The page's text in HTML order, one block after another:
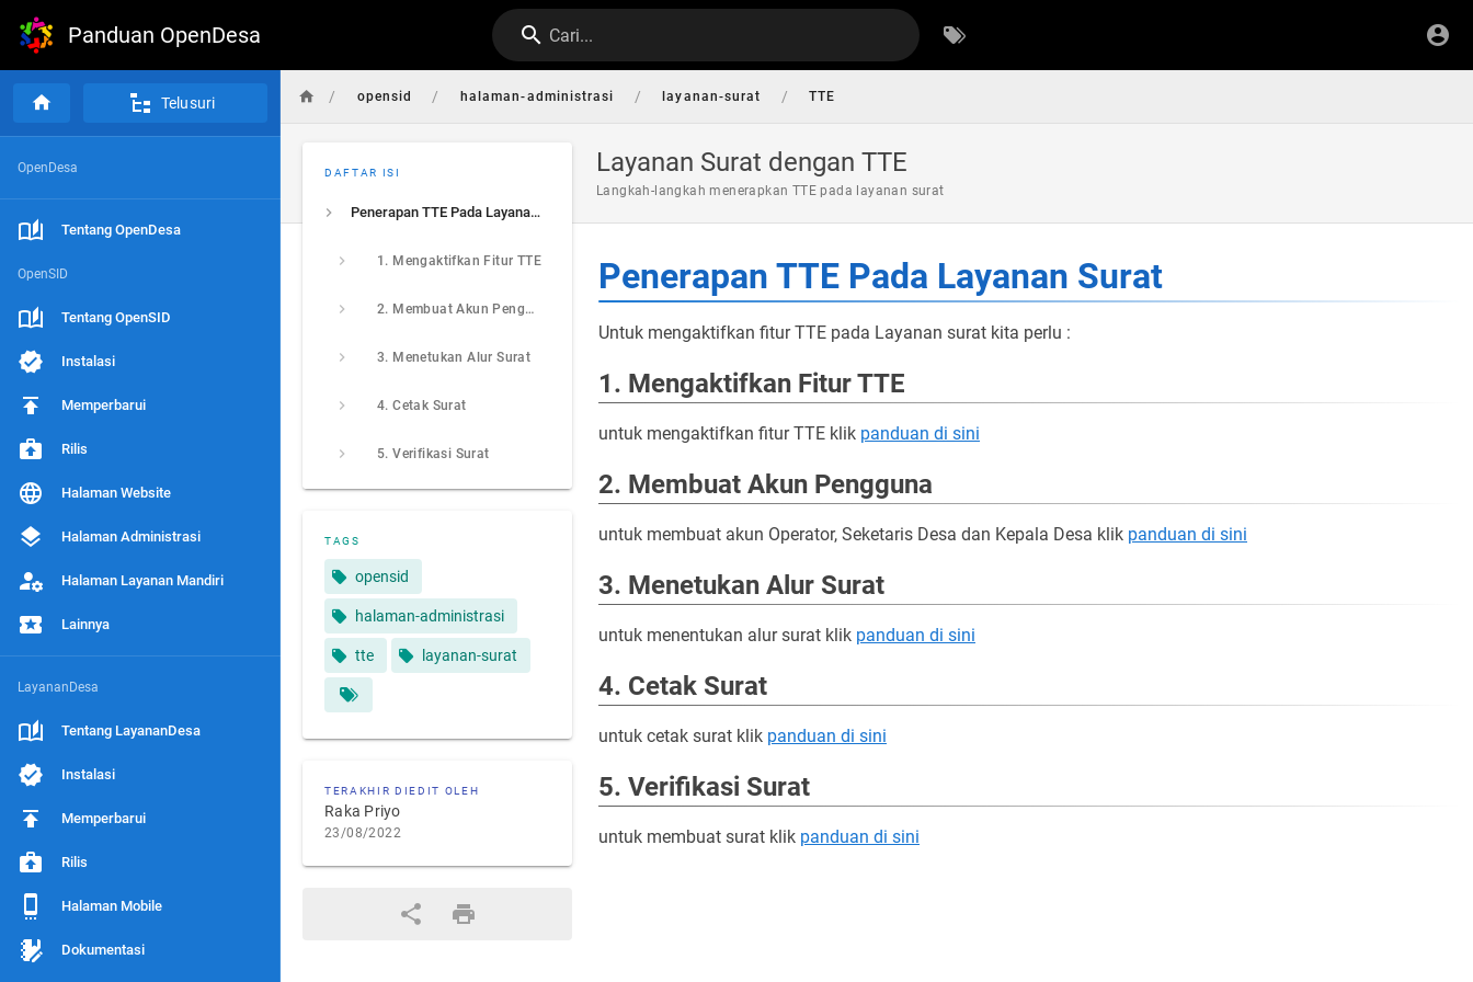
Panduan OpenDesa Cari...
Telusuri
OpenDesa
Tentang OpenDesa
OpenSID
Tentang OpenSID
Instalasi
Memperbarui
Rilis
Halaman Website
Halaman Administrasi
Halaman Layanan Mandiri
Lainnya
LayananDesa
Tentang LayananDesa
Instalasi
Memperbarui
Rilis
Halaman Mobile
Dokumentasi
/ opensid / halaman-administrasi / layanan-surat / TTE
Layanan Surat dengan TTE
Langkah-langkah menerapkan TTE pada layanan surat
DAFTAR ISI
Penerapan TTE Pada Layanan Surat
1. Mengaktifkan Fitur TTE
2. Membuat Akun Pengguna
3. Menetukan Alur Surat
4. Cetak Surat
5. Verifikasi Surat
TAGS
opensid
halaman-administrasi
tte layanan-surat
TERAKHIR DIEDIT OLEH
Raka Priyo
23/08/2022
Penerapan TTE Pada Layanan Surat
Untuk mengaktifkan fitur TTE pada Layanan surat kita perlu :
1. Mengaktifkan Fitur TTE
untuk mengaktifkan fitur TTE klik panduan di sini
2. Membuat Akun Pengguna
untuk membuat akun Operator, Seketaris Desa dan Kepala Desa klik panduan di sini
3. Menetukan Alur Surat
untuk menentukan alur surat klik panduan di sini
4. Cetak Surat
untuk cetak surat klik panduan di sini
5. Verifikasi Surat
untuk membuat surat klik panduan di sini